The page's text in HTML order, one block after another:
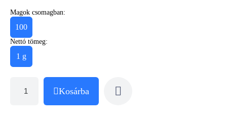
Magok csomagban:
100
Nettó tömeg:
1 g
Kosárba